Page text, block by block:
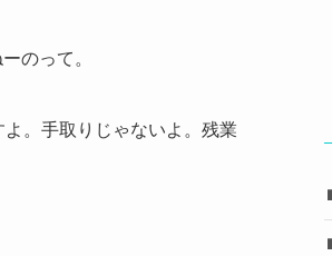
のって。
。手取りじゃないよ。残業